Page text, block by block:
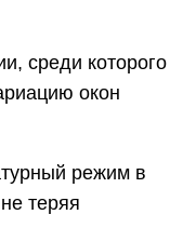
среди которого
окон
режим в
теряя